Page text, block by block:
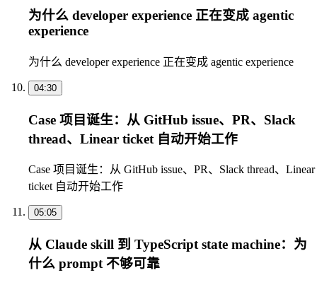
为什么 developer experience 正在变成 agentic
experience
为什么 developer experience 正在变成 agentic experience
04:30
Case 项目诞生：从 GitHub issue、PR、Slack
thread、Linear ticket 自动开始工作
Case 项目诞生：从 GitHub issue、PR、Slack thread、Linear
ticket 自动开始工作
05:05
从 Claude skill 到 TypeScript state machine：为
什么 prompt 不够可靠